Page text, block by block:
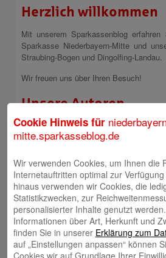
Herzlich willkommen
Mit unserem Sparkassenblog
Sparkasse Niederbayern-Mitte und
Straubing-Bogen und Dingolfing-Landau.
Wir freuen uns über Ihren Besuch!
Unsere Autoren
Sparkasse
Thomas Schweikl
Cookie Hinweis für
mitte.sparkasseblog.de
Wir verwenden Cookies, um Ihnen die
Internetauftritten optimal zur
hinaus verwenden wir Cookies, die
Statistikzwecken, zur
personalisierter Inhalte genutzt
Informationen über Art, Herkunft und
finden Sie in unserer Erklärung zum
auf „Einstellungen anpassen“ können
Cookies wir auf Grundlage Ihrer